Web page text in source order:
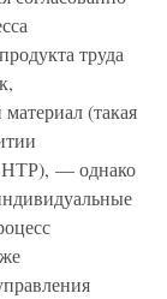
труда
(такая
НТР), — однако